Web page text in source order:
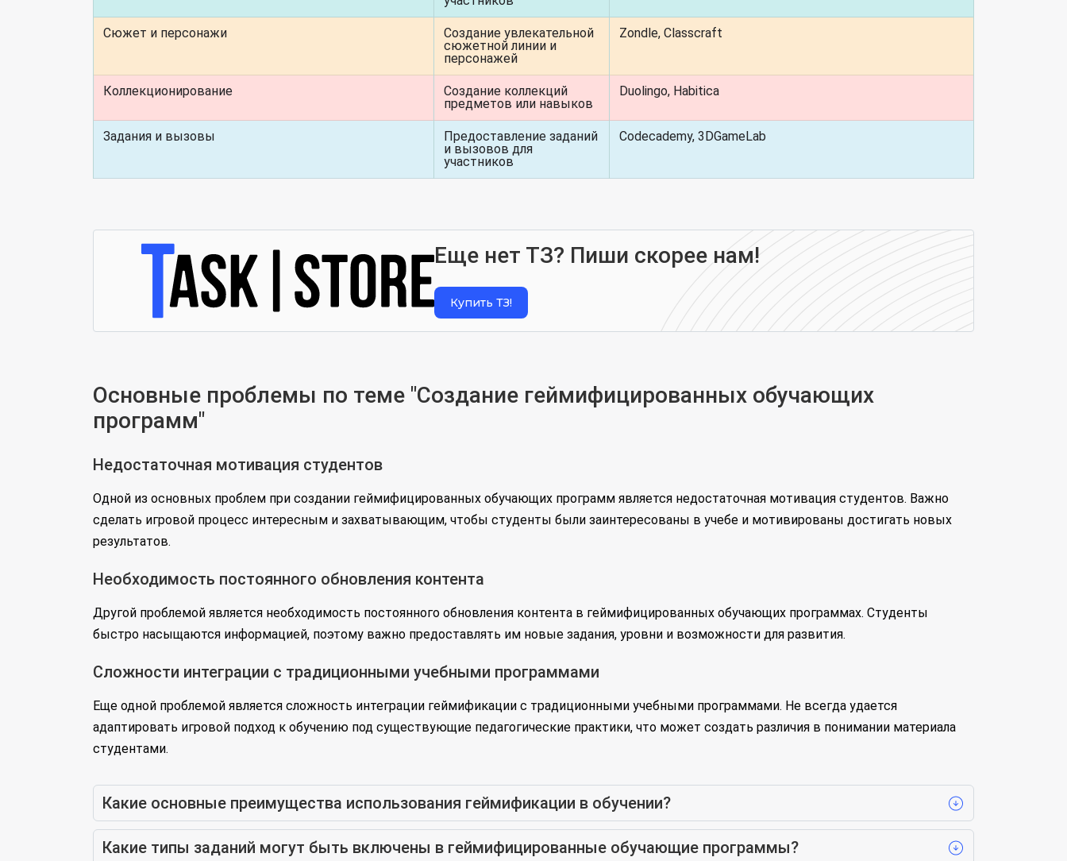
Сюжет и персонажи
Создание увлекательной
сюжетной линии и
персонажей
Zondle, Classcraft
Коллекционирование
Создание коллекций
предметов или навыков
Duolingo, Habitica
Задания и вызовы
Предоставление заданий
и вызовов для
участников
Codecademy, 3DGameLab
Еще нет ТЗ? Пиши скорее нам!
Купить ТЗ!
Основные проблемы по теме "Создание геймифицированных обучающих
программ"
Недостаточная мотивация студентов
Одной из основных проблем при создании геймифицированных обучающих программ является недостаточная мотивация студентов. Важно
сделать игровой процесс интересным и захватывающим, чтобы студенты были заинтересованы в учебе и мотивированы достигать новых
результатов.
Необходимость постоянного обновления контента
Другой проблемой является необходимость постоянного обновления контента в геймифицированных обучающих программах. Студенты
быстро насыщаются информацией, поэтому важно предоставлять им новые задания, уровни и возможности для развития.
Сложности интеграции с традиционными учебными программами
Еще одной проблемой является сложность интеграции геймификации с традиционными учебными программами. Не всегда удается
адаптировать игровой подход к обучению под существующие педагогические практики, что может создать различия в понимании материала
студентами.
Какие основные преимущества использования геймификации в обучении?
Какие типы заданий могут быть включены в геймифицированные обучающие программы?